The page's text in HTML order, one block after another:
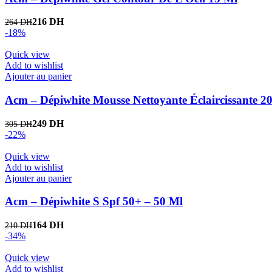
264DH216 DH
-18%
Quick view
Add to wishlist
Ajouter au panier
Acm – Dépiwhite Mousse Nettoyante Éclaircissante
305DH249 DH
-22%
Quick view
Add to wishlist
Ajouter au panier
Acm – Dépiwhite S Spf 50+ – 50 Ml
210DH164 DH
-34%
Quick view
Add to wishlist